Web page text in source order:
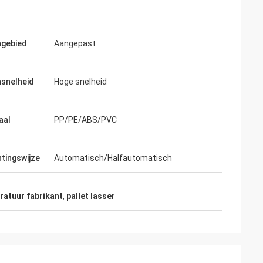
uw hete plaat
de productie
uw ​​apparatuur
perfect. We
Aangepast
Hoge snelheid
PP/PE/ABS/PVC
Automatisch/Halfautomatisch
fabrikant, pallet lasser